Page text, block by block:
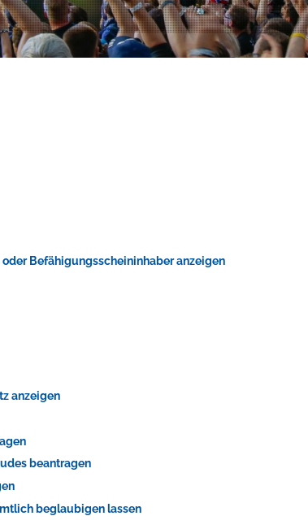
Befähigungsscheininhaber anzeigen
anzeigen
beantragen
beglaubigen lassen